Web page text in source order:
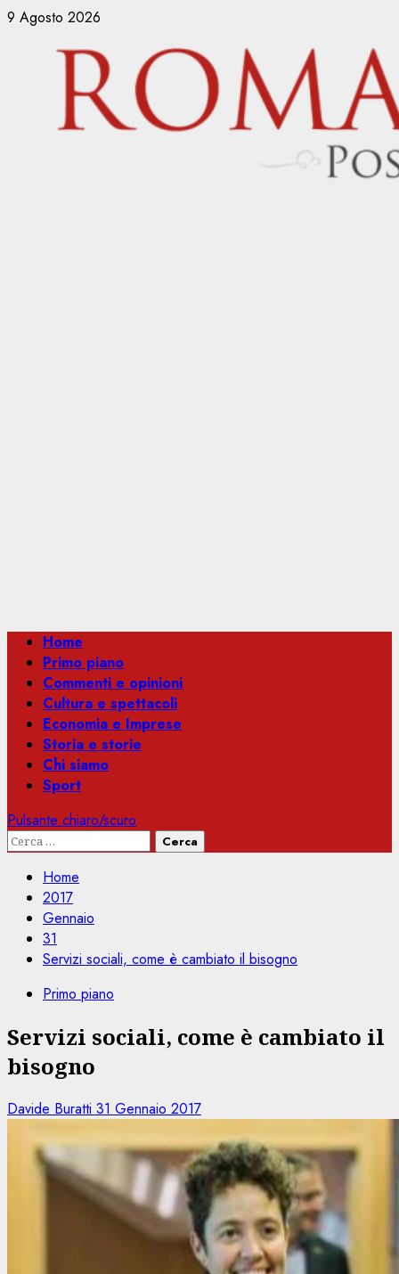
Vai
contenuto
9 Agosto 2026
Menu
principale
Home
Primo piano
Commenti e opinioni
Cultura e spettacoli
Economia e Imprese
Storia e storie
Chi siamo
Sport
Pulsante chiaro/scuro
Ricerca
Home
2017
Gennaio
31
Servizi sociali, come è cambiato il bisogno
Primo piano
Servizi sociali, come è cambiato il
bisogno
Davide Buratti 31 Gennaio 2017